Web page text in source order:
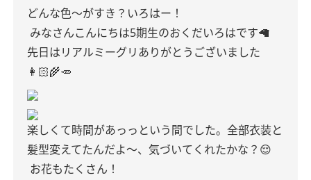
どんな色〜がすき？いろはー！
みなさんこんにちは5期生のおくだいろはです🦙
先日はリアルミーグリありがとうございました
👩🏻‍🌾🥕
楽しくて時間があっっという間でした。全部衣装と
髪型変えてたんだよ〜、気づいてくれたかな？😌
お花もたくさん！